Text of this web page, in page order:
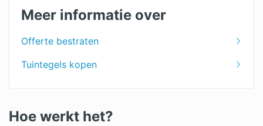
Meer informatie over
Offerte bestraten
Tuintegels kopen
Hoe werkt het?